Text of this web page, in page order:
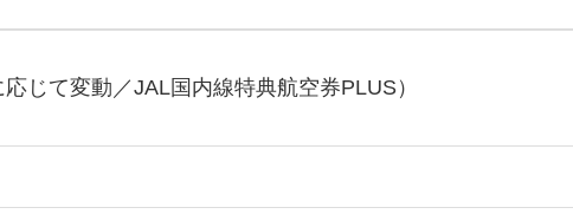
じて変動／JAL国内線特典航空券PLUS）